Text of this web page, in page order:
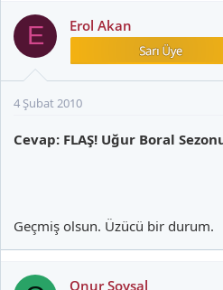
E Erol Akan
4 Şubat 2010
Cevap: FLAŞ! Uğur Boral
Geçmiş olsun. Üzücü bir durum.
Onur Soysal